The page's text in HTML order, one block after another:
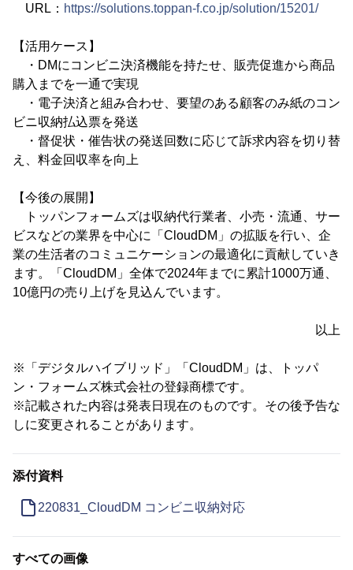
URL： https://solutions.toppan-f.co.jp/solution/15201/
【活用ケース】
・DMにコンビニ決済機能を持たせ、販売促進から商品
購入までを一通で実現
・電子決済と組み合わせ、要望のある顧客のみ紙のコン
ビニ収納払込票を発送
・督促状・催告状の発送回数に応じて訴求内容を切り替
え、料金回収率を向上
【今後の展開】
トッパンフォームズは収納代行業者、小売・流通、サー
ビスなどの業界を中心に「CloudDM」の拡販を行い、企
業の生活者のコミュニケーションの最適化に貢献していき
ます。「CloudDM」全体で2024年までに累計1000万通、
10億円の売り上げを見込んでいます。
以上
※「デジタルハイブリッド」「CloudDM」は、トッパ
ン・フォームズ株式会社の登録商標です。
※記載された内容は発表日現在のものです。その後予告な
しに変更されることがあります。
添付資料
220831_CloudDM コンビニ収納対応
すべての画像